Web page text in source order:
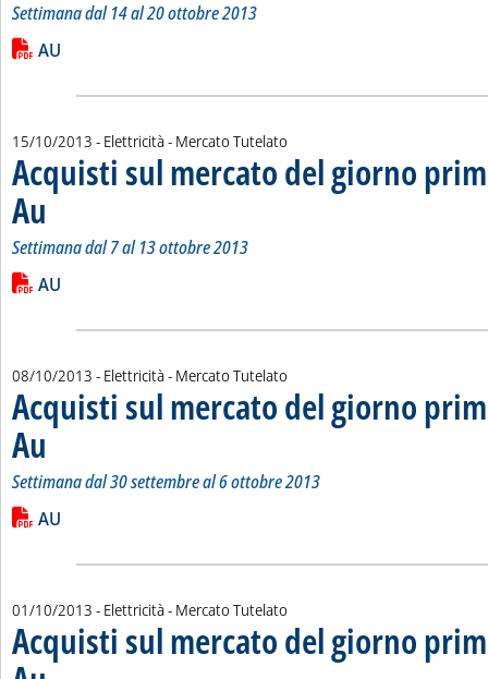
Settimana dal 14 al 20 ottobre 2013
Leggi tutta la notizia: 'Acquisti sul mercato del giorno prima
Lista allegati PDF alla notizia
AU
15/10/2013 - Elettricità - Mercato Tutelato
Acquisti sul mercato del giorno
Au . Sottotitolo: Settimana dal 7 al 13 ottobre 2013
. Pubblicata martedì 15 ottobre 2013 alle 15.31.
Settimana dal 7 al 13 ottobre 2013
Leggi tutta la notizia: 'Acquisti sul mercato del giorno prima
Lista allegati PDF alla notizia
AU
08/10/2013 - Elettricità - Mercato Tutelato
Acquisti sul mercato del giorno
Au . Sottotitolo: Settimana dal 30 settembre al 6 ottobre 2013
. Pubblicata martedì 08 ottobre 2013 alle 14.30.
Settimana dal 30 settembre al 6 ottobre 2013
Leggi tutta la notizia: 'Acquisti sul mercato del giorno prima
Lista allegati PDF alla notizia
AU
01/10/2013 - Elettricità - Mercato Tutelato
Acquisti sul mercato del giorno
. Sottotitolo: Settimana dal 23 al 29 settembre 2013
. Pubblicata martedì 01 ottobre 2013 alle 15.23.